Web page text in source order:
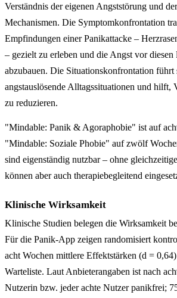
Verständnis der eigenen Angststörung und
Mechanismen. Die Symptomkonfrontation
Empfindungen einer Panikattacke –
– gezielt zu erleben und die Angst vor diesen
abzubauen. Die Situationskonfrontation führt
angstauslösende Alltagssituationen und hilft,
zu reduzieren.
"Mindable: Panik & Agoraphobie" ist auf
"Mindable: Soziale Phobie" auf zwölf
sind eigenständig nutzbar – ohne
können aber auch therapiebegleitend
Klinische Wirksamkeit
Klinische Studien belegen die Wirksamkeit
Für die Panik-App zeigen randomisiert
acht Wochen mittlere Effektstärken (d =
Warteliste. Laut Anbieterangaben ist nach
Nutzerin bzw. jeder achte Nutzer panikfrei;